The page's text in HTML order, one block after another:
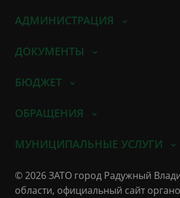
АДМИНИСТРАЦИЯ
ДОКУМЕНТЫ
БЮДЖЕТ
ОБРАЩЕНИЯ
МУНИЦИПАЛЬНЫЕ УСЛУГИ
© 2026 ЗАТО город Радужный
области, официальный сайт